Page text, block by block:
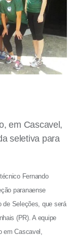
em Cascavel,
seletiva para
Fernando
paranaense
de Seleções, que será
(PR). A equipe
Cascavel,